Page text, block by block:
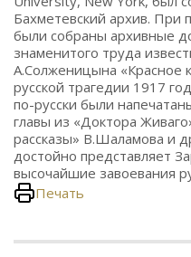
Бахметевский архив.
были собраны архивные
знаменитого труда
А.Солженицына «Красное
русской трагедии 1917
по-русски были
главы из «Доктора
рассказы» В.Шаламова и
достойно представляет
высочайшие завоевания
Печать